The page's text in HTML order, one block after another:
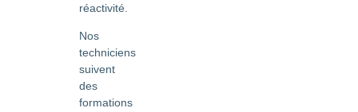
réactivité.
Nos
techniciens
suivent
des
formations